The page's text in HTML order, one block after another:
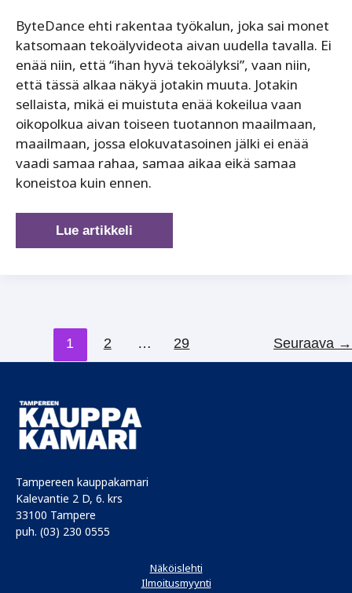
ByteDance ehti rakentaa työkalun, joka sai monet
katsomaan tekoälyvideota aivan uudella tavalla. Ei
enää niin, että “ihan hyvä tekoälyksi”, vaan niin,
että tässä alkaa näkyä jotakin muuta. Jotakin
sellaista, mikä ei muistuta enää kokeilua vaan
oikopolkua aivan toiseen tuotannon maailmaan,
maailmaan, jossa elokuvatasoinen jälki ei enää
vaadi samaa rahaa, samaa aikaa eikä samaa
koneistoa kuin ennen.
Tekoälyn
suurin
on
todiste
rikoksesta
Lue artikkeli
1 2 … 29 Seuraava →
Tampereen kauppakamari
Kalevantie 2 D, 6. krs
33100 Tampere
puh. (03) 230 0555
Näköislehti
Ilmoitusmyynti